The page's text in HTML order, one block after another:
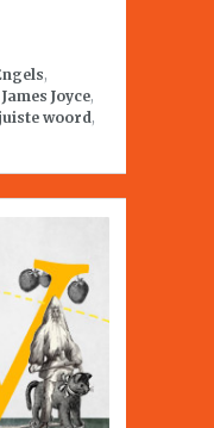
,
James Joyce,
woord,